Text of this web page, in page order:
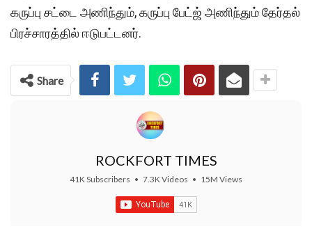
கருப்பு சட்டை அணிந்தும், கருப்பு பேட்ஜ் அணிந்தும் தேர்தல்
பிரச்சாரத்தில் ஈடுபட்டனர்.
Share
ROCKFORT TIMES
41K Subscribers • 7.3K Videos • 15M Views